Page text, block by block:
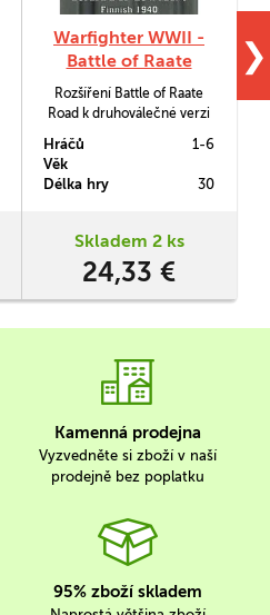
Warfighter WWII -
Battle of Raate
Road
Rozšíření Battle of Raate
Road k druhoválečné verzi
do situace, kdy 7. prosince
1939 zaútočila 163. sovětská
střelecká divize na
Suomussalmi.
Hráčů
1-6
Věk
Délka hry
30
Skladem 2 ks
24,33 €
❯
Kamenná prodejna
Vyzvedněte si zboží v naší
prodejně bez poplatku
95% zboží skladem